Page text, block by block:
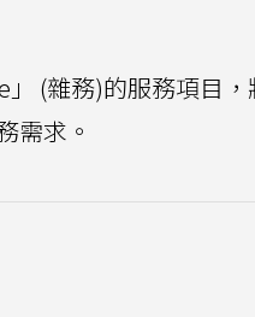
(雜務)的服務項目，
需求。